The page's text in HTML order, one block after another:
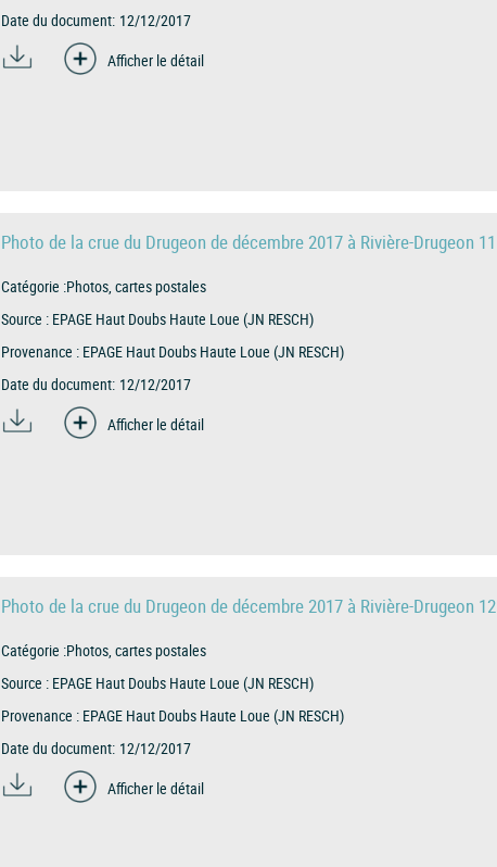
Date du document: 12/12/2017
Afficher le détail
Photo de la crue du Drugeon de décembre 2017 à Rivière-Drugeon 11
Catégorie :Photos, cartes postales
Source : EPAGE Haut Doubs Haute Loue (JN RESCH)
Provenance : EPAGE Haut Doubs Haute Loue (JN RESCH)
Date du document: 12/12/2017
Afficher le détail
Photo de la crue du Drugeon de décembre 2017 à Rivière-Drugeon 12
Catégorie :Photos, cartes postales
Source : EPAGE Haut Doubs Haute Loue (JN RESCH)
Provenance : EPAGE Haut Doubs Haute Loue (JN RESCH)
Date du document: 12/12/2017
Afficher le détail